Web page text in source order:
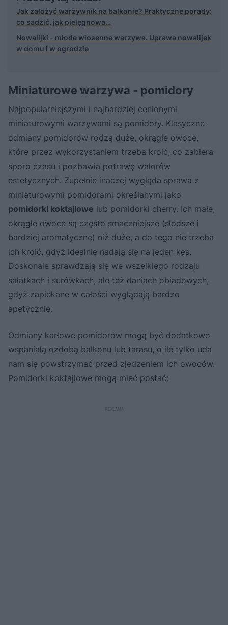
Jak założyć warzywnik na balkonie? Praktyczne porady:
co sadzić, jak pielęgnowa…
Nowalijki - młode wiosenne warzywa. Uprawa nowalijek
w domu i w ogrodzie
Miniaturowe warzywa - pomidory
Najpopularniejszymi i najbardziej cenionymi
miniaturowymi warzywami są pomidory. Klasyczne
odmiany pomidorów rodzą duże, okrągłe owoce,
które przez wykorzystaniem trzeba kroić, co zabiera
sporo czasu i pozbawia potrawę walorów
estetycznych. Zupełnie inaczej wygląda sprawa z
miniaturowymi pomidorami określanymi jako
pomidorki koktajlowe lub pomidorki cherry. Ich małe,
okrągłe owoce są często smaczniejsze (słodsze i
bardziej aromatyczne) niż duże, a do tego nie trzeba
ich kroić, gdyż idealnie nadają się na jeden kęs.
Doskonale sprawdzają się we wszelkiego rodzaju
sałatkach i surówkach, ale też daniach obiadowych,
gdyż zapiekane w całości wyglądają bardzo
apetycznie.
Odmiany karłowe pomidorów mogą być dodatkowo
wspaniałą ozdobą balkonu lub tarasu, o ile tylko uda
nam się powstrzymać przed zjedzeniem ich owoców.
Pomidorki koktajlowe mogą mieć postać: